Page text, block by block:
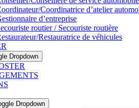
Coordinatrice d’atelier
d’entreprise
routier / Secouriste routière
Restauratrice de véhicules
Dropdown
Dropdown